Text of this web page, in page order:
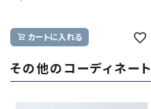
カートに入れる
その他のコーディネート